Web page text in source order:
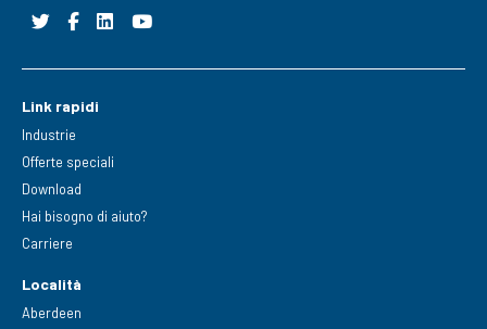
Link rapidi
Industrie
Offerte speciali
Download
Hai bisogno di aiuto?
Carriere
Località
Aberdeen